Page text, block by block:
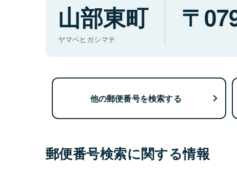
山部東町
ヤマベヒガシマチ
他の郵便番号を検索する
郵便番号検索に関する情報